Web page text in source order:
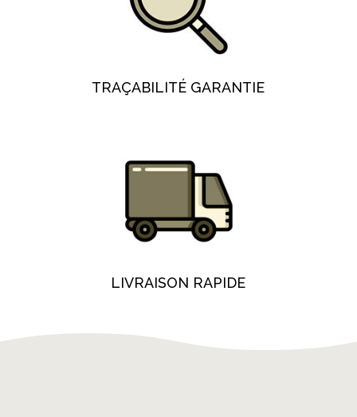
TRAÇABILITÉ GARANTIE
LIVRAISON RAPIDE